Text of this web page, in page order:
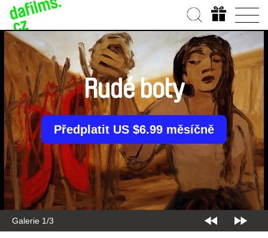
Galerie 1/3
Rudé boty
Předplatit US $6.99 měsíčně